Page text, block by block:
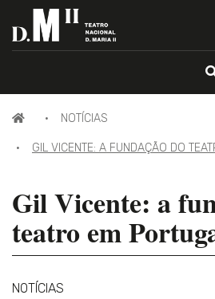
NOTÍCIAS
GIL VICENTE: A FUNDAÇÃO DO
Gil Vicente: a
teatro em
NOTÍCIAS